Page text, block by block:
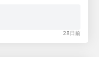
28日前